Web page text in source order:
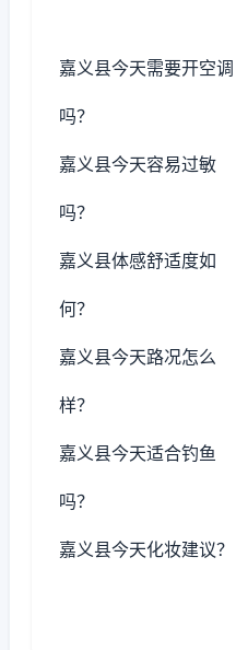
嘉义县今天需要开空调
吗？
嘉义县今天容易过敏
吗？
嘉义县体感舒适度如
何？
嘉义县今天路况怎么
样？
嘉义县今天适合钓鱼
吗？
嘉义县今天化妆建议？